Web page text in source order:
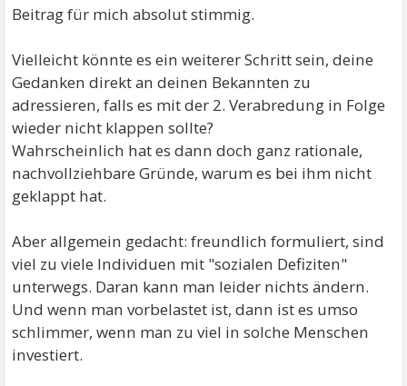
Beitrag für mich absolut stimmig.
Vielleicht könnte es ein weiterer Schritt sein, deine
Gedanken direkt an deinen Bekannten zu
adressieren, falls es mit der 2. Verabredung in Folge
wieder nicht klappen sollte?
Wahrscheinlich hat es dann doch ganz rationale,
nachvollziehbare Gründe, warum es bei ihm nicht
geklappt hat.
Aber allgemein gedacht: freundlich formuliert, sind
viel zu viele Individuen mit "sozialen Defiziten"
unterwegs. Daran kann man leider nichts ändern.
Und wenn man vorbelastet ist, dann ist es umso
schlimmer, wenn man zu viel in solche Menschen
investiert.